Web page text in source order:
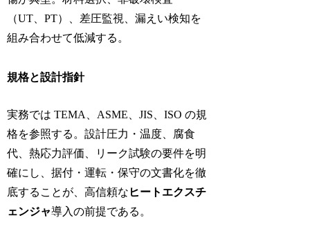
（UT、PT）、差圧監視、漏えい検知を
組み合わせて低減する。
規格と設計指針
実務では TEMA、ASME、JIS、ISO の規
格を参照する。設計圧力・温度、腐食
代、熱応力評価、リーク試験の要件を明
確にし、据付・運転・保守の文書化を徹
底することが、高信頼な ヒートエクスチ
ェンジャ導入の前提である。